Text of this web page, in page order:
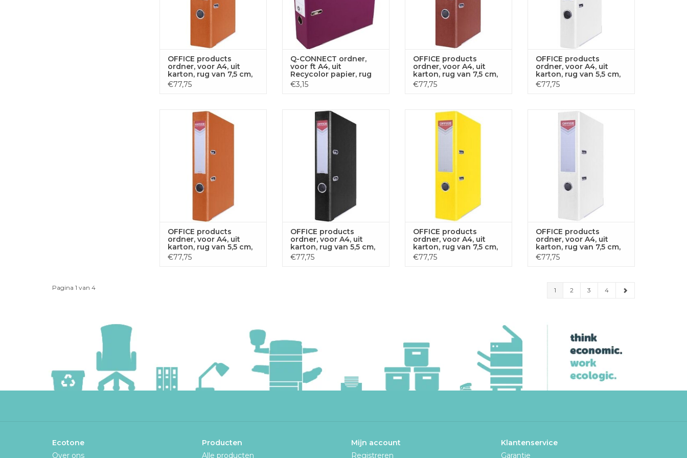
OFFICE products
ordner, voor A4, uit
karton, rug van 7,5 cm,
oranje
€77,75
Q-CONNECT ordner,
voor ft A4, uit
Recycolor papier, rug
van 8 cm, paars
€3,15
OFFICE products
ordner, voor A4, uit
karton, rug van 7,5 cm,
bordeau
€77,75
OFFICE products
ordner, voor A4, uit
karton, rug van 5,5 cm,
wit
€77,75
OFFICE products ordner, voor
A4, uit karton, rug van 5,5 cm,
TOEVOEGEN AAN
OFFICE products
ordner, voor A4, uit
karton, rug van 5,5 cm,
oranje
€77,75
OFFICE products ordner, voor
A4, uit karton, rug van 5,5 cm,
TOEVOEGEN AAN
OFFICE products
ordner, voor A4, uit
karton, rug van 5,5 cm,
zwart
€77,75
OFFICE products ordner, voor
A4, uit karton, rug van 7,5 cm,
TOEVOEGEN AAN
OFFICE products
ordner, voor A4, uit
karton, rug van 7,5 cm,
geel
€77,75
OFFICE products ordner, voor
A4, uit karton, rug van 7,5 cm,
TOEVOEGEN AAN
OFFICE products
ordner, voor A4, uit
karton, rug van 7,5 cm,
wit
€77,75
Pagina 1 van 4 1 2 3 4
Ecotone
Over ons
Producten
Alle producten
Mijn account
Registreren
Klantenservice
Garantie